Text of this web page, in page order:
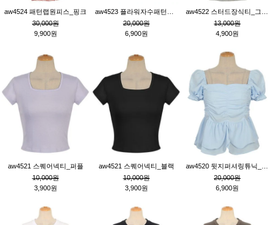
aw4524 패턴랩원피스_핑크
30,000원
9,900원
20,000원
6,900원
13,000원
4,900원
aw4521 스퀘어넥티_퍼플
10,000원
3,900원
aw4521 스퀘어넥티_블랙
10,000원
3,900원
20,000원
6,900원